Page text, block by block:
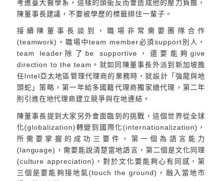
考進臺大醫學系，這樣的頭銜反而會造成他的壓力負擔，
陳董事長建議，不要被學歷的標籤綁住一輩子。
接續陳董事長談到，職場非常需要團隊合作
(teamwork)，職場中team member必須support別人，
team leader除了be supportive，還要能夠give
direction to the team。就如同陳董事長外派到新加坡擔
任Intel亞太地區管理代理商的業務時，就設計「強龍與地
頭蛇」策略，第一年給多國籍代理商獨家總代理，第二年
則引進在地代理商建立競爭與在地連結。
陳董事長提到大家另外會面臨到的挑戰，這個世界從全球
化(globalization)轉變到國際化(internationalization)，
所需要掌握的成功三要件，第一個為語言能力
(language)，需要能說清楚當地語言，第二個是文化同理
(culture appreciation)，對於文化要能夠心有同感，第
三個是要能夠接地氣(touch the ground)，融入當地市